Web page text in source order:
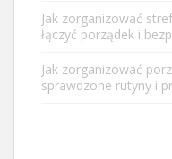
Jak zorganizować
łączyć porządek i
Jak zorganizować
sprawdzone rutyny i